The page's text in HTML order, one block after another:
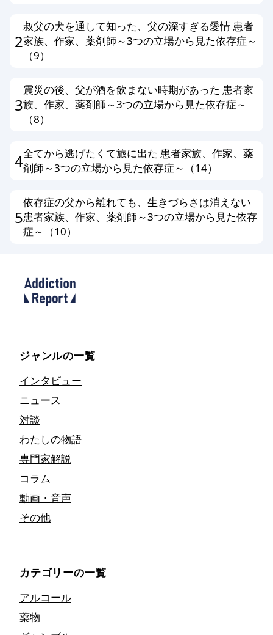
2
叔父の犬を通して知った、父の深すぎる愛情 患者
家族、作家、薬剤師～3つの立場から見た依存症～
（9）
3
震災の後、父が酒を飲まない時期があった 患者家
族、作家、薬剤師～3つの立場から見た依存症～
（8）
4全てから逃げたくて旅に出た 患者家族、作家、薬
剤師～3つの立場から見た依存症～（14）
5
依存症の父から離れても、生きづらさは消えない
患者家族、作家、薬剤師～3つの立場から見た依存
症～（10）
ジャンルの一覧
インタビュー
ニュース
対談
わたしの物語
専門家解説
コラム
動画・音声
その他
カテゴリーの一覧
アルコール
薬物